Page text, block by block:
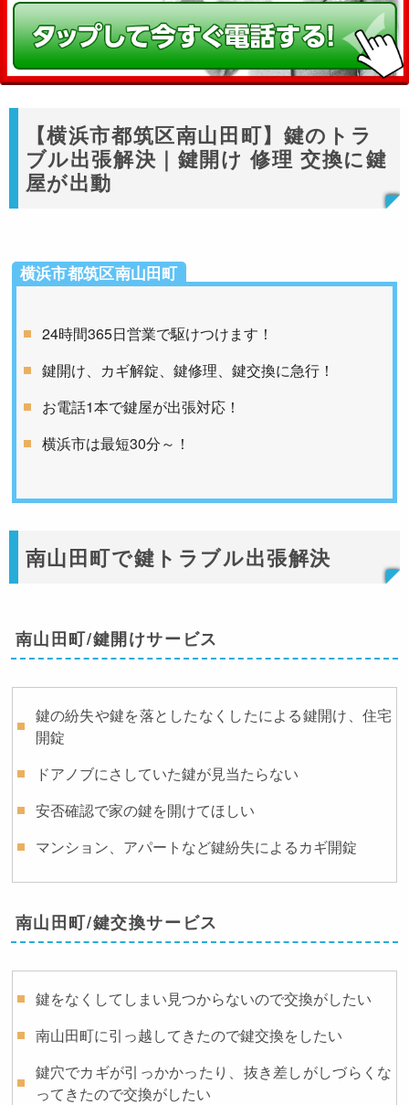
【横浜市都筑区南山田町】鍵のトラ
ブル出張解決｜鍵開け 修理 交換に鍵
屋が出動
横浜市都筑区南山田町
24時間365日営業で駆けつけます！
鍵開け、カギ解錠、鍵修理、鍵交換に急行！
お電話1本で鍵屋が出張対応！
横浜市は最短30分～！
南山田町で鍵トラブル出張解決
南山田町/鍵開けサービス
鍵の紛失や鍵を落としたなくしたによる鍵開け、住宅
開錠
ドアノブにさしていた鍵が見当たらない
安否確認で家の鍵を開けてほしい
マンション、アパートなど鍵紛失によるカギ開錠
南山田町/鍵交換サービス
鍵をなくしてしまい見つからないので交換がしたい
南山田町に引っ越してきたので鍵交換をしたい
鍵穴でカギが引っかかったり、抜き差しがしづらくな
ってきたので交換がしたい